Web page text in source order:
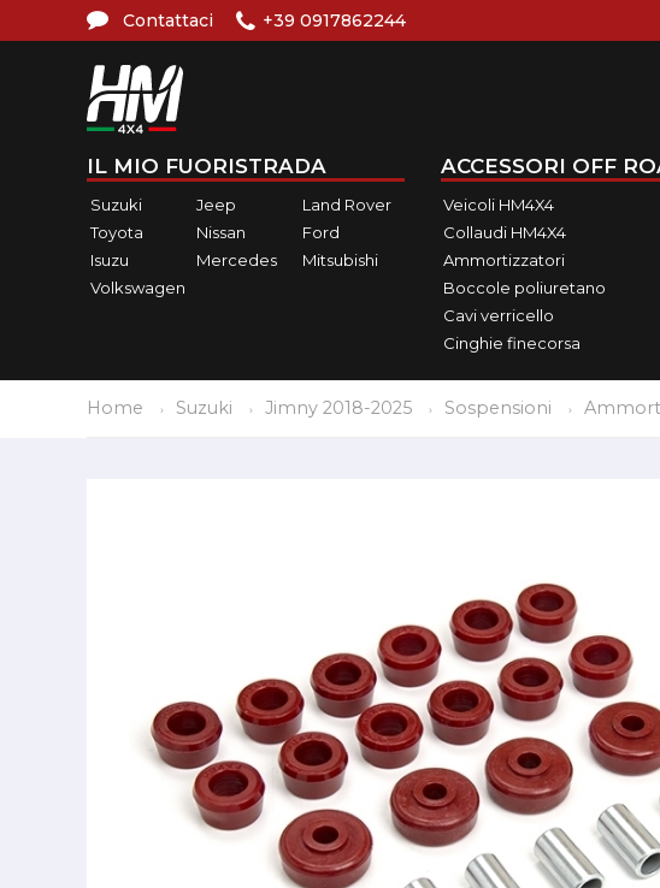
Contattaci +39 0917862244
IL MIO FUORISTRADA
Suzuki Jeep
Land Rover
Toyota
Nissan
Ford
Isuzu
Mercedes
Mitsubishi
Volkswagen
ACCESSORI OFF
Veicoli HM4X4
Collaudi HM4X4
Ammortizzatori
Boccole poliuretano
Cavi verricello
Cinghie finecorsa
Home Suzuki Jimny 2018-2025 Sospensioni